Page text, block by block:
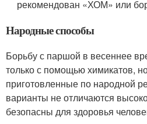
рекомендован «ХОМ» или
Народные способы
Борьбу с паршой в весеннее
только с помощью химикатов,
приготовленные по народной
варианты не отличаются
безопасны для здоровья